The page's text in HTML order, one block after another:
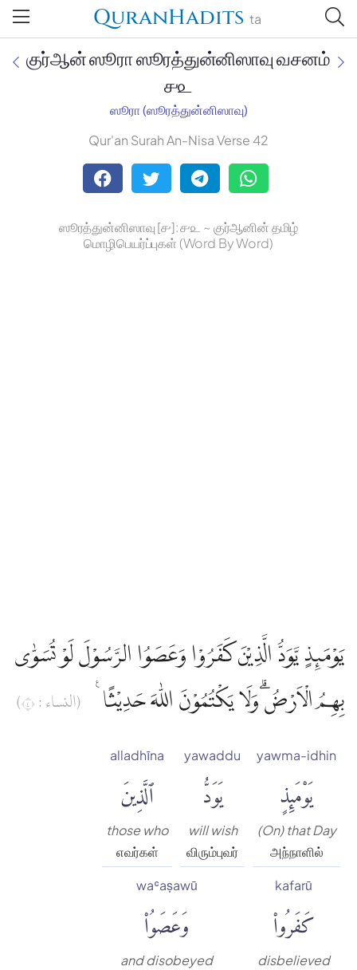
QuranHadits ta
Jan Trust Foundation
Mufti Omar Sheriff Qasimi,
குர்ஆன் ஸூரா ஸூரத்துன்னிஸாவு வசனம்
௪௨
ஸூரா (ஸூரத்துன்னிஸாவு)
Qur'an Surah An-Nisa Verse 42
ஸூரத்துன்னிஸாவு [௪]: ௪௨ ~ குர்ஆனின் தமிழ்
மொழிபெயர்ப்புகள் (Word By Word)
يَوْمَىِٕذٍ يَّوَدُّ الَّذِيْنَ كَفَرُوْا وَعَصَوُا الرَّسُوْلَ لَوْ تُسَوّٰى
بِهِمُ الْاَرْضُۗ وَلَا يَكْتُمُوْنَ اللّٰهَ حَدِيْثًا ࣖ
(النساء : ٤)
yawma-idhin
يَوْمَئِذٍ
(On) that Day
அந்நாளில்
yawaddu
يَوَدُّ
will wish
விரும்புவர்
alladhīna
ٱلَّذِينَ
those who
எவர்கள்
kafarū
كَفَرُوا۟
disbelieved
waʿaṣawū
وَعَصَوُا۟
and disobeyed